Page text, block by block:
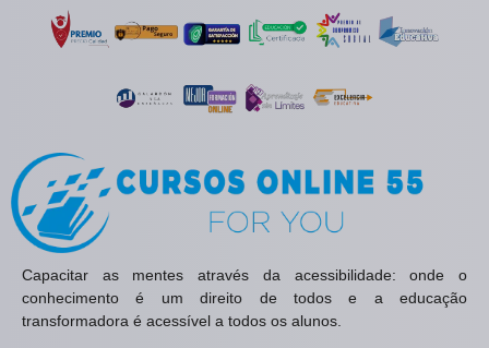
Capacitar as mentes através da acessibilidade: onde o
conhecimento é um direito de todos e a educação
transformadora é acessível a todos os alunos.